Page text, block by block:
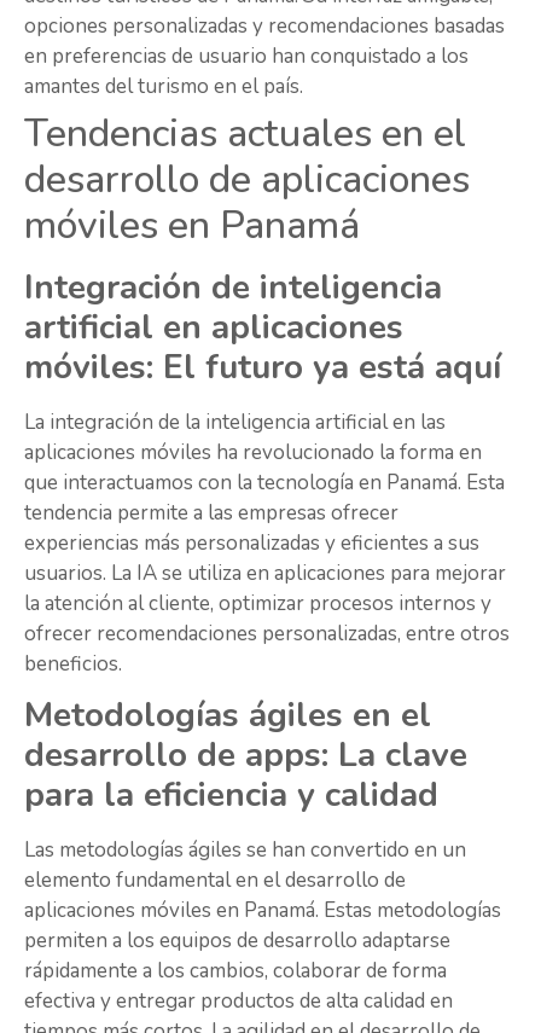
opciones personalizadas y recomendaciones basadas
en preferencias de usuario han conquistado a los
amantes del turismo en el país.
Tendencias actuales en el
desarrollo de aplicaciones
móviles en Panamá
Integración de inteligencia
artificial en aplicaciones
móviles: El futuro ya está aquí
La integración de la inteligencia artificial en las
aplicaciones móviles ha revolucionado la forma en
que interactuamos con la tecnología en Panamá. Esta
tendencia permite a las empresas ofrecer
experiencias más personalizadas y eficientes a sus
usuarios. La IA se utiliza en aplicaciones para mejorar
la atención al cliente, optimizar procesos internos y
ofrecer recomendaciones personalizadas, entre otros
beneficios.
Metodologías ágiles en el
desarrollo de apps: La clave
para la eficiencia y calidad
Las metodologías ágiles se han convertido en un
elemento fundamental en el desarrollo de
aplicaciones móviles en Panamá. Estas metodologías
permiten a los equipos de desarrollo adaptarse
rápidamente a los cambios, colaborar de forma
efectiva y entregar productos de alta calidad en